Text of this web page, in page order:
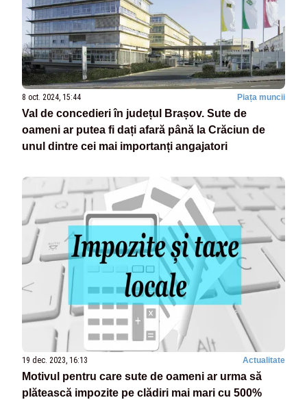
8 oct. 2024, 15:44 Piața muncii
Val de concedieri în județul Brașov. Sute de
oameni ar putea fi dați afară până la Crăciun de
unul dintre cei mai importanți angajatori
19 dec. 2023, 16:13 Actualitate
Motivul pentru care sute de oameni ar urma să
plătească impozite pe clădiri mai mari cu 500%